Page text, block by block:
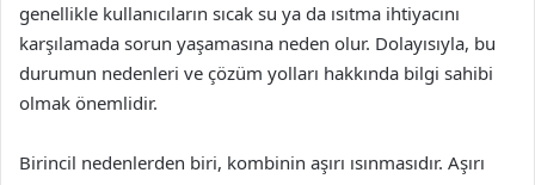
genellikle kullanıcıların sıcak su ya da ısıtma ihtiyacını
karşılamada sorun yaşamasına neden olur. Dolayısıyla, bu
durumun nedenleri ve çözüm yolları hakkında bilgi sahibi
olmak önemlidir.
Birincil nedenlerden biri, kombinin aşırı ısınmasıdır. Aşırı